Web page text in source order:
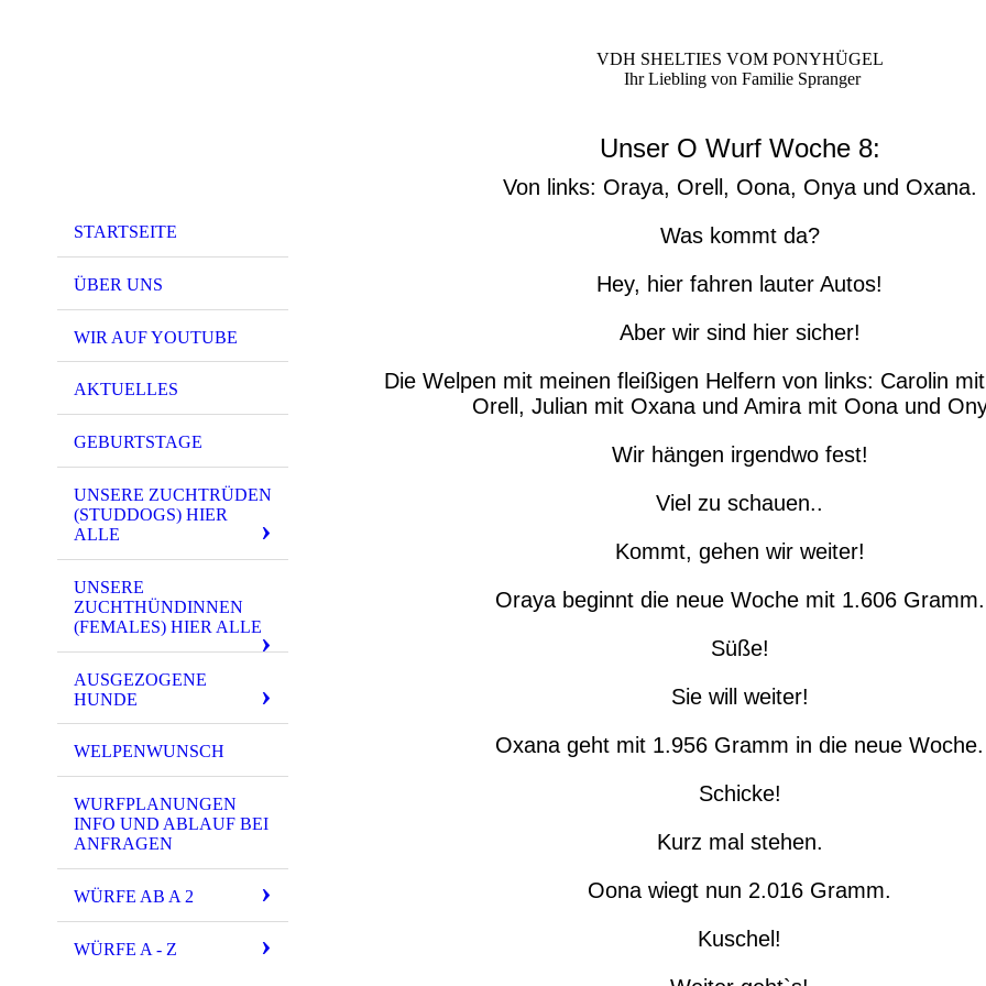
STARTSEITE
ÜBER UNS
WIR AUF YOUTUBE
AKTUELLES
GEBURTSTAGE
UNSERE ZUCHTRÜDEN
(STUDDOGS) HIER
ALLE
UNSERE
ZUCHTHÜNDINNEN
(FEMALES) HIER ALLE
AUSGEZOGENE
HUNDE
WELPENWUNSCH
WURFPLANUNGEN
INFO UND ABLAUF BEI
ANFRAGEN
WÜRFE AB A 2
WÜRFE A - Z
VDH SHELTIES VOM PONYHÜGEL
Ihr Liebling von Familie Spranger
Unser O Wurf Woche 8:
Von links: Oraya, Orell, Oona, Onya und Oxana.
Was kommt da?
Hey, hier fahren lauter Autos!
Aber wir sind hier sicher!
Die Welpen mit meinen fleißigen Helfern von links: Carolin
Orell, Julian mit Oxana und Amira mit Oona und
Wir hängen irgendwo fest!
Viel zu schauen..
Kommt, gehen wir weiter!
Oraya beginnt die neue Woche mit 1.606 Gramm.
Süße!
Sie will weiter!
Oxana geht mit 1.956 Gramm in die neue Woche.
Schicke!
Kurz mal stehen.
Oona wiegt nun 2.016 Gramm.
Kuschel!